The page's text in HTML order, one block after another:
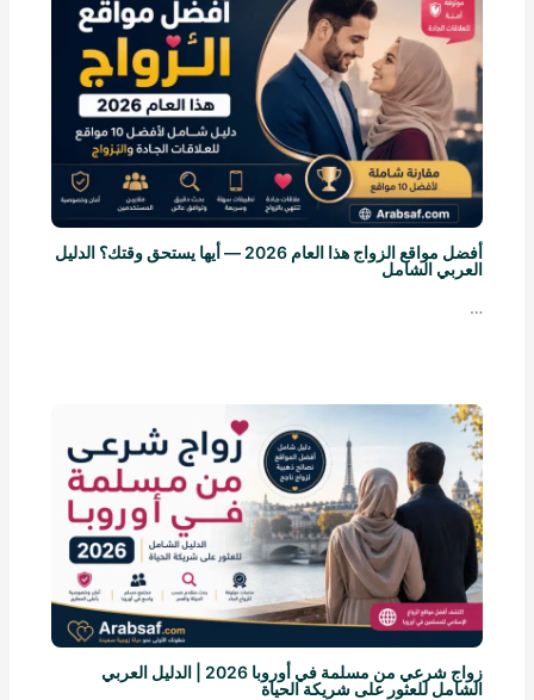
أفضل مواقع الزواج هذا العام 2026 — أيها يستحق وقتك؟ الدليل
العربي الشامل
…
زواج شرعي من مسلمة في أوروبا 2026 | الدليل العربي
الشامل للعثور على شريكة الحياة